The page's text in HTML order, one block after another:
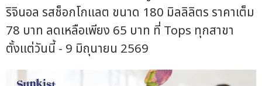
ริจินอล รสช็อกโกแลต ขนาด 180 มิลลิลิตร ราคาเต็ม
78 บาท ลดเหลือเพียง 65 บาท ที่ Tops ทุกสาขา
ตั้งแต่วันนี้ - 9 มิถุนายน 2569